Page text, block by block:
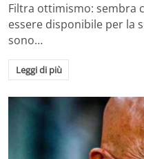
Filtra ottimismo: sembra
essere disponibile per la
sono…
Leggi di più